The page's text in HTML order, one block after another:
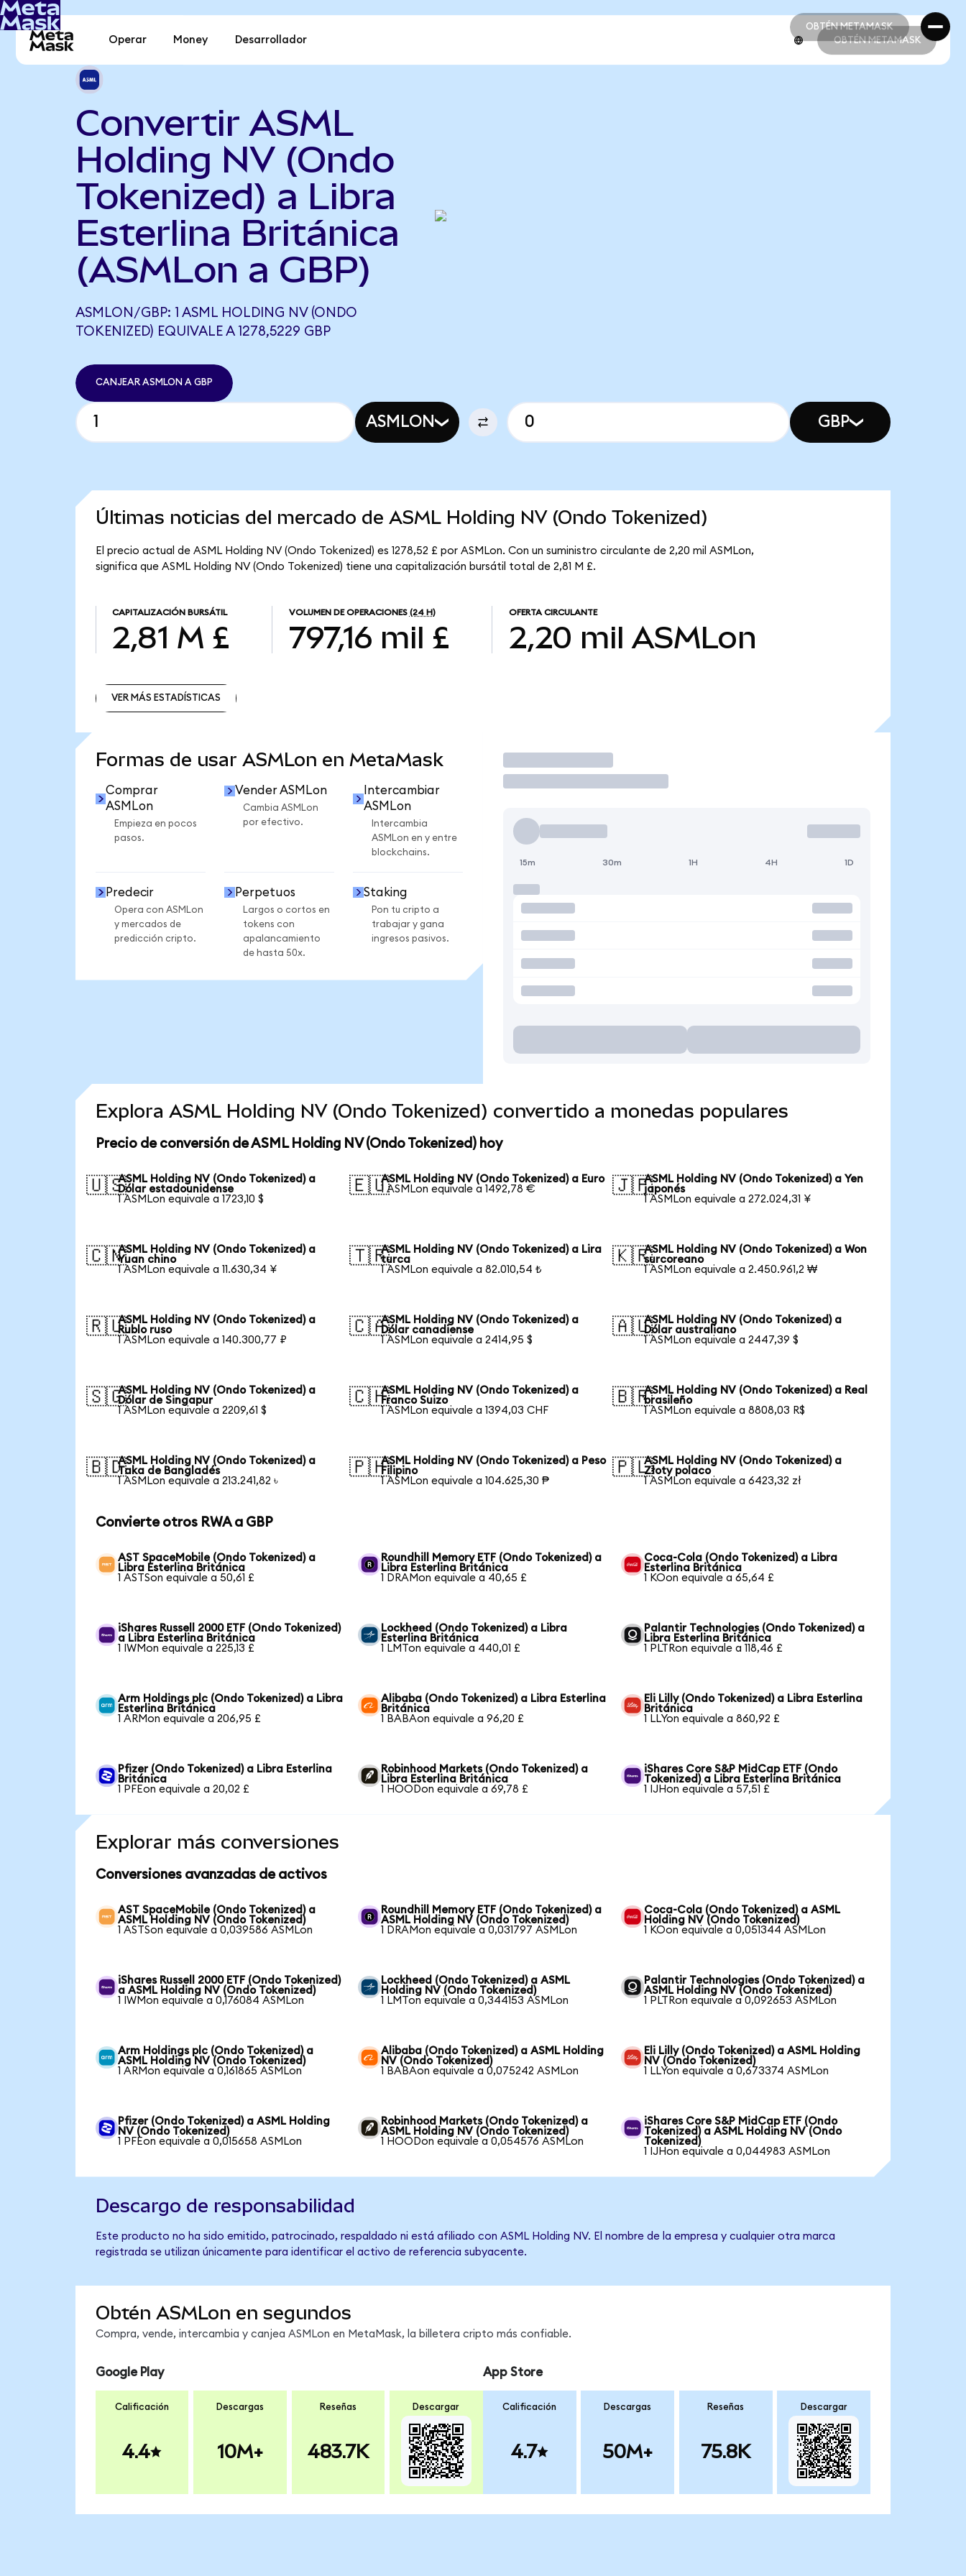
OBTÉN METAMASK
OBTÉN METAMASK
Operar Money Desarrollador OBTÉN METAMASK
Convertir ASML
Holding NV (Ondo
Tokenized) a Libra
Esterlina Británica
(ASMLon a GBP)
ASMLON/GBP: 1 ASML HOLDING NV (ONDO
TOKENIZED) EQUIVALE A 1278,5229 GBP
CANJEAR ASMLON A GBP
ASMLON GBP
Últimas noticias del mercado de ASML Holding NV (Ondo Tokenized)
El precio actual de ASML Holding NV (Ondo Tokenized) es 1278,52 £ por ASMLon. Con un suministro circulante de 2,20 mil ASMLon,
significa que ASML Holding NV (Ondo Tokenized) tiene una capitalización bursátil total de 2,81 M £.
CAPITALIZACIÓN BURSÁTIL
2,81 M £
VOLUMEN DE OPERACIONES (24 H)
797,16 mil £
OFERTA CIRCULANTE
2,20 mil ASMLon
VER MÁS ESTADÍSTICAS
Formas de usar ASMLon en MetaMask
Comprar
ASMLon
Empieza en pocos
pasos.
Vender ASMLon
Cambia ASMLon
por efectivo.
Intercambiar
ASMLon
Intercambia
ASMLon en y entre
blockchains.
Predecir
Opera con ASMLon
y mercados de
predicción cripto.
Perpetuos
Largos o cortos en
tokens con
apalancamiento
de hasta 50x.
Staking
Pon tu cripto a
trabajar y gana
ingresos pasivos.
Operar
15m 30m 1H 4H 1D
Explora ASML Holding NV (Ondo Tokenized) convertido a monedas populares
Precio de conversión de ASML Holding NV (Ondo Tokenized) hoy
🇺🇸ASML Holding NV (Ondo Tokenized) a
Dólar estadounidense
1 ASMLon equivale a 1723,10 $
🇪🇺ASML Holding NV (Ondo Tokenized) a Euro
1 ASMLon equivale a 1492,78 €
🇯🇵ASML Holding NV (Ondo Tokenized) a Yen
japonés
1 ASMLon equivale a 272.024,31 ¥
🇨🇳ASML Holding NV (Ondo Tokenized) a
Yuan chino
1 ASMLon equivale a 11.630,34 ¥
🇹🇷ASML Holding NV (Ondo Tokenized) a Lira
turca
1 ASMLon equivale a 82.010,54 ₺
🇰🇷ASML Holding NV (Ondo Tokenized) a Won
surcoreano
1 ASMLon equivale a 2.450.961,2 ₩
🇷🇺ASML Holding NV (Ondo Tokenized) a
Rublo ruso
1 ASMLon equivale a 140.300,77 ₽
🇨🇦ASML Holding NV (Ondo Tokenized) a
Dólar canadiense
1 ASMLon equivale a 2414,95 $
🇦🇺ASML Holding NV (Ondo Tokenized) a
Dólar australiano
1 ASMLon equivale a 2447,39 $
🇸🇬ASML Holding NV (Ondo Tokenized) a
Dólar de Singapur
1 ASMLon equivale a 2209,61 $
🇨🇭ASML Holding NV (Ondo Tokenized) a
Franco Suizo
1 ASMLon equivale a 1394,03 CHF
🇧🇷ASML Holding NV (Ondo Tokenized) a Real
brasileño
1 ASMLon equivale a 8808,03 R$
🇧🇩ASML Holding NV (Ondo Tokenized) a
Taka de Bangladés
1 ASMLon equivale a 213.241,82 ৳
🇵🇭ASML Holding NV (Ondo Tokenized) a Peso
Filipino
1 ASMLon equivale a 104.625,30 ₱
🇵🇱ASML Holding NV (Ondo Tokenized) a
Złoty polaco
1 ASMLon equivale a 6423,32 zł
Convierte otros RWA a GBP
AST SpaceMobile (Ondo Tokenized) a
Libra Esterlina Británica
1 ASTSon equivale a 50,61 £
Roundhill Memory ETF (Ondo Tokenized) a
Libra Esterlina Británica
1 DRAMon equivale a 40,65 £
Coca-Cola (Ondo Tokenized) a Libra
Esterlina Británica
1 KOon equivale a 65,64 £
iShares Russell 2000 ETF (Ondo Tokenized)
a Libra Esterlina Británica
1 IWMon equivale a 225,13 £
Lockheed (Ondo Tokenized) a Libra
Esterlina Británica
1 LMTon equivale a 440,01 £
Palantir Technologies (Ondo Tokenized) a
Libra Esterlina Británica
1 PLTRon equivale a 118,46 £
Arm Holdings plc (Ondo Tokenized) a Libra
Esterlina Británica
1 ARMon equivale a 206,95 £
Alibaba (Ondo Tokenized) a Libra Esterlina
Británica
1 BABAon equivale a 96,20 £
Eli Lilly (Ondo Tokenized) a Libra Esterlina
Británica
1 LLYon equivale a 860,92 £
Pfizer (Ondo Tokenized) a Libra Esterlina
Británica
1 PFEon equivale a 20,02 £
Robinhood Markets (Ondo Tokenized) a
Libra Esterlina Británica
1 HOODon equivale a 69,78 £
iShares Core S&P MidCap ETF (Ondo
Tokenized) a Libra Esterlina Británica
1 IJHon equivale a 57,51 £
Explorar más conversiones
Conversiones avanzadas de activos
AST SpaceMobile (Ondo Tokenized) a
ASML Holding NV (Ondo Tokenized)
1 ASTSon equivale a 0,039586 ASMLon
Roundhill Memory ETF (Ondo Tokenized) a
ASML Holding NV (Ondo Tokenized)
1 DRAMon equivale a 0,031797 ASMLon
Coca-Cola (Ondo Tokenized) a ASML
Holding NV (Ondo Tokenized)
1 KOon equivale a 0,051344 ASMLon
iShares Russell 2000 ETF (Ondo Tokenized)
a ASML Holding NV (Ondo Tokenized)
1 IWMon equivale a 0,176084 ASMLon
Lockheed (Ondo Tokenized) a ASML
Holding NV (Ondo Tokenized)
1 LMTon equivale a 0,344153 ASMLon
Palantir Technologies (Ondo Tokenized) a
ASML Holding NV (Ondo Tokenized)
1 PLTRon equivale a 0,092653 ASMLon
Arm Holdings plc (Ondo Tokenized) a
ASML Holding NV (Ondo Tokenized)
1 ARMon equivale a 0,161865 ASMLon
Alibaba (Ondo Tokenized) a ASML Holding
NV (Ondo Tokenized)
1 BABAon equivale a 0,075242 ASMLon
Eli Lilly (Ondo Tokenized) a ASML Holding
NV (Ondo Tokenized)
1 LLYon equivale a 0,673374 ASMLon
Pfizer (Ondo Tokenized) a ASML Holding
NV (Ondo Tokenized)
1 PFEon equivale a 0,015658 ASMLon
Robinhood Markets (Ondo Tokenized) a
ASML Holding NV (Ondo Tokenized)
1 HOODon equivale a 0,054576 ASMLon
iShares Core S&P MidCap ETF (Ondo
Tokenized) a ASML Holding NV (Ondo
Tokenized)
1 IJHon equivale a 0,044983 ASMLon
Descargo de responsabilidad
Este producto no ha sido emitido, patrocinado, respaldado ni está afiliado con ASML Holding NV. El nombre de la empresa y cualquier otra marca
registrada se utilizan únicamente para identificar el activo de referencia subyacente.
Obtén ASMLon en segundos
Compra, vende, intercambia y canjea ASMLon en MetaMask, la billetera cripto más confiable.
Google Play
Calificación
4.4
Descargas
10M+
Reseñas
483.7K
Descargar
App Store
Calificación
4.7
Descargas
50M+
Reseñas
75.8K
Descargar